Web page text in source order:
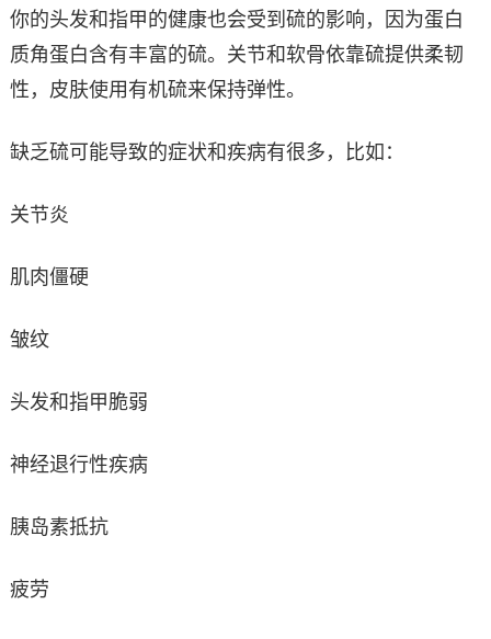
你的头发和指甲的健康也会受到硫的影响，因为蛋白
质角蛋白含有丰富的硫。关节和软骨依靠硫提供柔韧
性，皮肤使用有机硫来保持弹性。
缺乏硫可能导致的症状和疾病有很多，比如：
关节炎
肌肉僵硬
皱纹
头发和指甲脆弱
神经退行性疾病
胰岛素抵抗
疲劳